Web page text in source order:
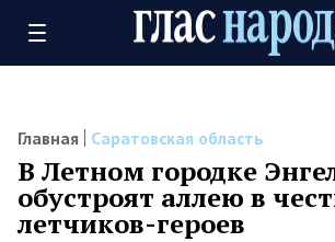
Главная Саратовская область
В Летном городке
обустроят аллею в
летчиков-героев